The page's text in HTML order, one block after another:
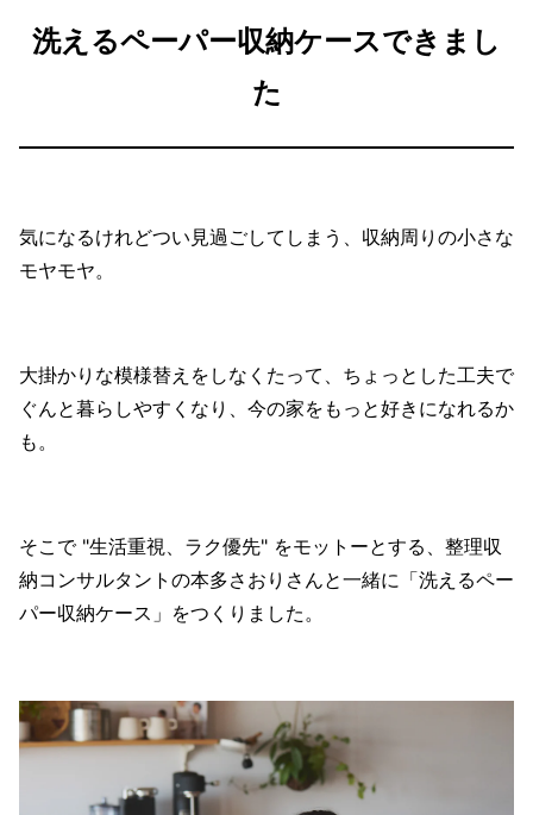
洗えるペーパー収納ケースできまし
た
気になるけれどつい見過ごしてしまう、収納周りの小さな
モヤモヤ。
大掛かりな模様替えをしなくたって、ちょっとした工夫で
ぐんと暮らしやすくなり、今の家をもっと好きになれるか
も。
そこで "生活重視、ラク優先" をモットーとする、整理収
納コンサルタントの本多さおりさんと一緒に「洗えるペー
パー収納ケース」をつくりました。